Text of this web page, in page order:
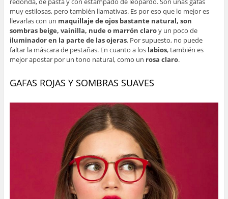
muy estilosas, pero también llamativas. Es por eso que lo mejor es
llevarlas con un maquillaje de ojos bastante natural, son
sombras beige, vainilla, nude o marrón claroy un poco de
iluminador en la parte de las ojeras. Por supuesto, no puede
faltar la máscara de pestañas. En cuanto a los labios, también es
mejor apostar por un tono natural, como un rosa claro.
GAFAS ROJAS Y SOMBRAS SUAVES